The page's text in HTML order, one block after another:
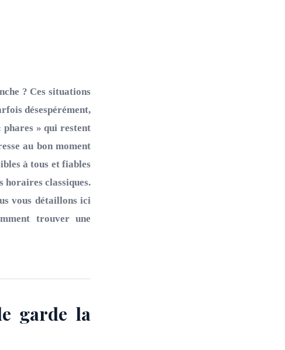
? Ces situations
désespérément,
phares » qui restent
au bon moment
à tous et fiables
horaires classiques.
vous détaillons ici
trouver une
garde la